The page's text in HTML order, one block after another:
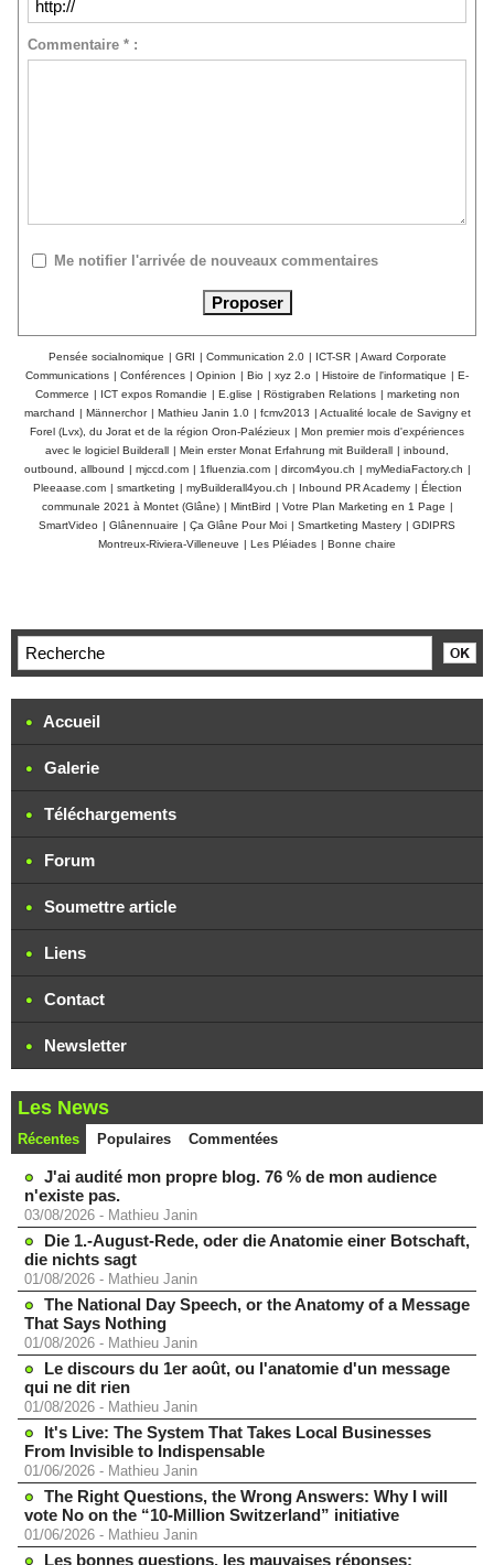
Commentaire * :
Me notifier l'arrivée de nouveaux commentaires
Pensée socialnomique | GRI | Communication 2.0 | ICT-SR | Award Corporate
Communications | Conférences | Opinion | Bio | xyz 2.o | Histoire de l'informatique | E-
Commerce | ICT expos Romandie | E.glise | Röstigraben Relations | marketing non
marchand | Männerchor | Mathieu Janin 1.0 | fcmv2013 | Actualité locale de Savigny et
Forel (Lvx), du Jorat et de la région Oron-Palézieux | Mon premier mois d'expériences
avec le logiciel Builderall | Mein erster Monat Erfahrung mit Builderall | inbound,
outbound, allbound | mjccd.com | 1fluenzia.com | dircom4you.ch | myMediaFactory.ch |
Pleeaase.com | smartketing | myBuilderall4you.ch | Inbound PR Academy | Élection
communale 2021 à Montet (Glâne) | MintBird | Votre Plan Marketing en 1 Page |
SmartVideo | Glânennuaire | Ça Glâne Pour Moi | Smartketing Mastery | GDIPRS
Montreux-Riviera-Villeneuve | Les Pléiades | Bonne chaire
Accueil
Galerie
Téléchargements
Forum
Soumettre article
Liens
Contact
Newsletter
Les News
Récentes Populaires Commentées
J'ai audité mon propre blog. 76 % de mon audience
n'existe pas.
03/08/2026 - Mathieu Janin
Die 1.-August-Rede, oder die Anatomie einer Botschaft,
die nichts sagt
01/08/2026 - Mathieu Janin
The National Day Speech, or the Anatomy of a Message
That Says Nothing
01/08/2026 - Mathieu Janin
Le discours du 1er août, ou l'anatomie d'un message
qui ne dit rien
01/08/2026 - Mathieu Janin
It's Live: The System That Takes Local Businesses
From Invisible to Indispensable
01/06/2026 - Mathieu Janin
The Right Questions, the Wrong Answers: Why I will
vote No on the “10-Million Switzerland” initiative
01/06/2026 - Mathieu Janin
Les bonnes questions, les mauvaises réponses: